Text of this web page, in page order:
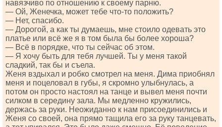
навязчиво по отношению к своему парню.
— Ой, Женечка, может тебе что-то положить?
— Нет, спасибо.
— Дорогой, а как ты думаешь, мне стоило одевать это
платье или всё же я в том была бы более хороша?
— Всё в порядке, что ты сейчас об этом.
— Я хочу быть для тебя лучшей. Ты у меня такой
сладкий, так бы и съела.
Женя вздыхал и робко смотрел на меня. Дима приобнял
меня и поцеловал в губы, я скромно улыбнулась, а
потом он просто настоял на танце и вывел меня почти
силком в середину зала. Мы медленно кружились,
держась за руки. Неожиданно к нам присоединились и
Женя со своей, она прямо тащила его за руку танцевать,